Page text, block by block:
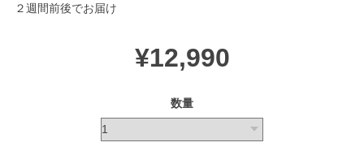
２週間前後でお届け
¥12,990
数量